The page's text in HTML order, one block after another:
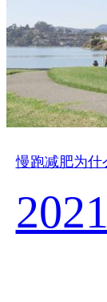
慢跑减肥为什